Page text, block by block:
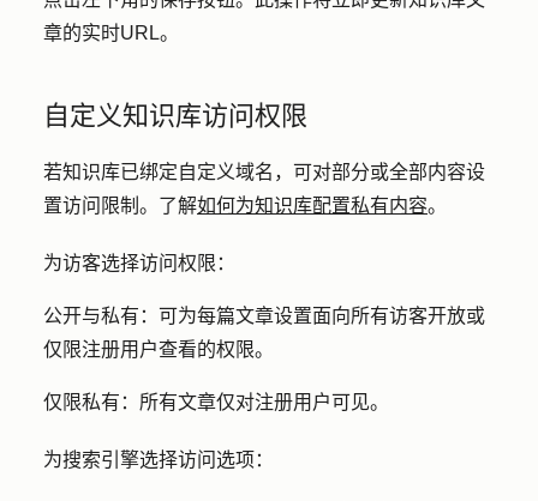
章的实时URL。
自定义知识库访问权限
若知识库已绑定自定义域名，可对部分或全部内容设
置访问限制。了解如何为知识库配置私有内容。
为访客选择访问权限 ：
公开与私有：可为每篇文章设置面向所有访客开放或
仅限注册用户查看的权限。
仅限私有： 所有文章仅对注册用户可见。
为搜索引擎选择访问选项 ：